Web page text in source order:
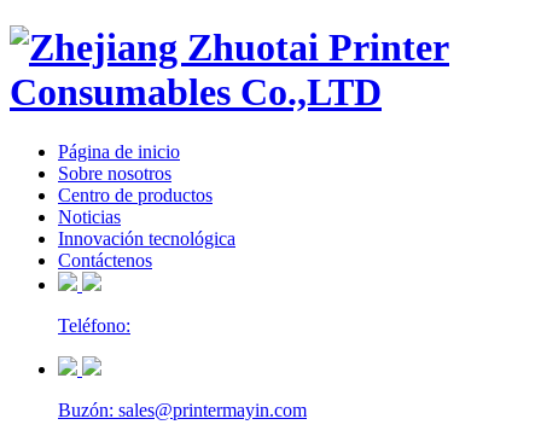
Página de inicio
Sobre nosotros
Centro de productos
Noticias
Innovación tecnológica
Contáctenos
Teléfono:
Buzón: sales@printermayin.com